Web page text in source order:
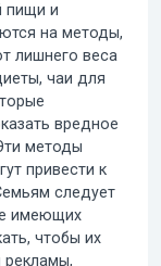
пищи и
на методы,
лишнего веса
чаи для
вредное
методы
привести к
следует
имеющих
чтобы их
рекламы,